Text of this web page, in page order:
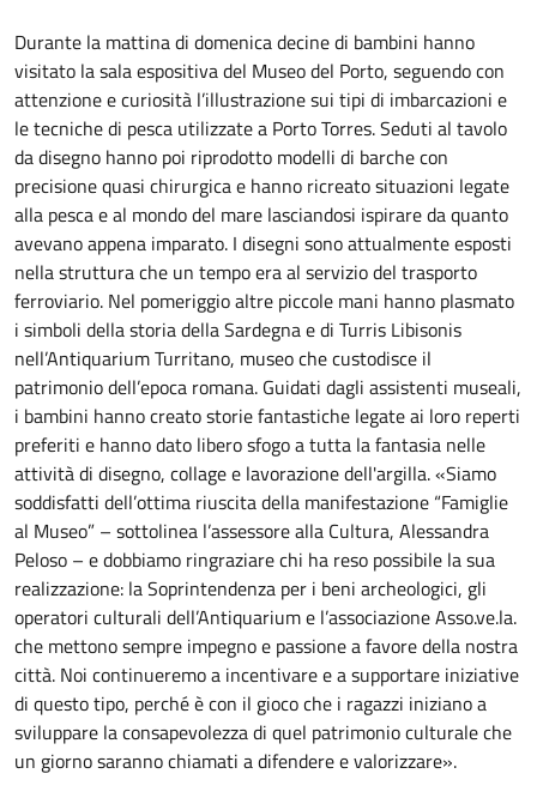
Durante la mattina di domenica decine di bambini hanno
visitato la sala espositiva del Museo del Porto, seguendo con
attenzione e curiosità l’illustrazione sui tipi di imbarcazioni e
le tecniche di pesca utilizzate a Porto Torres. Seduti al tavolo
da disegno hanno poi riprodotto modelli di barche con
precisione quasi chirurgica e hanno ricreato situazioni legate
alla pesca e al mondo del mare lasciandosi ispirare da quanto
avevano appena imparato. I disegni sono attualmente esposti
nella struttura che un tempo era al servizio del trasporto
ferroviario. Nel pomeriggio altre piccole mani hanno plasmato
i simboli della storia della Sardegna e di Turris Libisonis
nell’Antiquarium Turritano, museo che custodisce il
patrimonio dell’epoca romana. Guidati dagli assistenti museali,
i bambini hanno creato storie fantastiche legate ai loro reperti
preferiti e hanno dato libero sfogo a tutta la fantasia nelle
attività di disegno, collage e lavorazione dell'argilla. «Siamo
soddisfatti dell’ottima riuscita della manifestazione “Famiglie
al Museo” – sottolinea l’assessore alla Cultura, Alessandra
Peloso – e dobbiamo ringraziare chi ha reso possibile la sua
realizzazione: la Soprintendenza per i beni archeologici, gli
operatori culturali dell’Antiquarium e l’associazione Asso.ve.la.
che mettono sempre impegno e passione a favore della nostra
città. Noi continueremo a incentivare e a supportare iniziative
di questo tipo, perché è con il gioco che i ragazzi iniziano a
sviluppare la consapevolezza di quel patrimonio culturale che
un giorno saranno chiamati a difendere e valorizzare».